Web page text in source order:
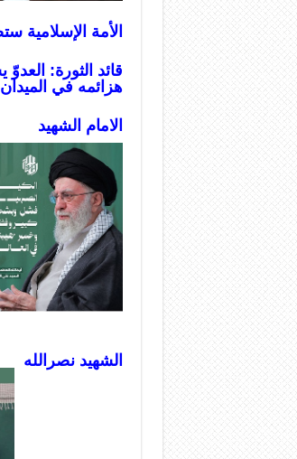
الأمة الإسلامية
قائد الثورة:
هزائمه في الميدان
الامام الشهيد
الشهيد نصرالله